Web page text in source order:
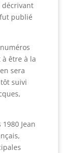
décrivant
publié
être à la
sera
suivi
Jean